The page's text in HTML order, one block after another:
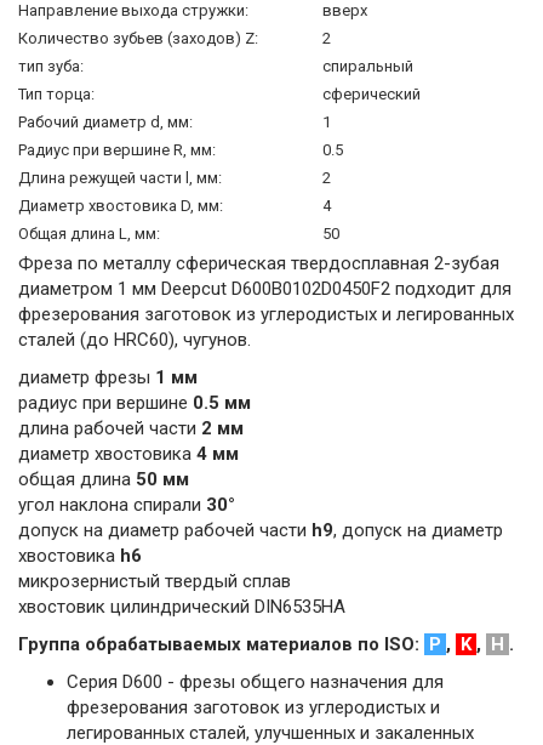
Направление выхода стружки:
вверх
Количество зубьев (заходов) Z:
2
тип зуба:
спиральный
Тип торца:
сферический
Рабочий диаметр d, мм:
1
Радиус при вершине R, мм:
0.5
Длина режущей части l, мм:
2
Диаметр хвостовика D, мм:
4
Общая длина L, мм:
50
Фреза по металлу сферическая твердосплавная 2-зубая
диаметром 1 мм Deepcut D600B0102D0450F2 подходит для
фрезерования заготовок из углеродистых и легированных
сталей (до HRC60), чугунов.
диаметр фрезы 1 мм
радиус при вершине 0.5 мм
длина рабочей части 2 мм
диаметр хвостовика 4 мм
общая длина 50 мм
угол наклона спирали 30°
допуск на диаметр рабочей части h9, допуск на диаметр
хвостовика h6
микрозернистый твердый сплав
хвостовик цилиндрический DIN6535HA
Группа обрабатываемых материалов по ISO: P , K , H .
Серия D600 - фрезы общего назначения для
фрезерования заготовок из углеродистых и
легированных сталей, улучшенных и закаленных